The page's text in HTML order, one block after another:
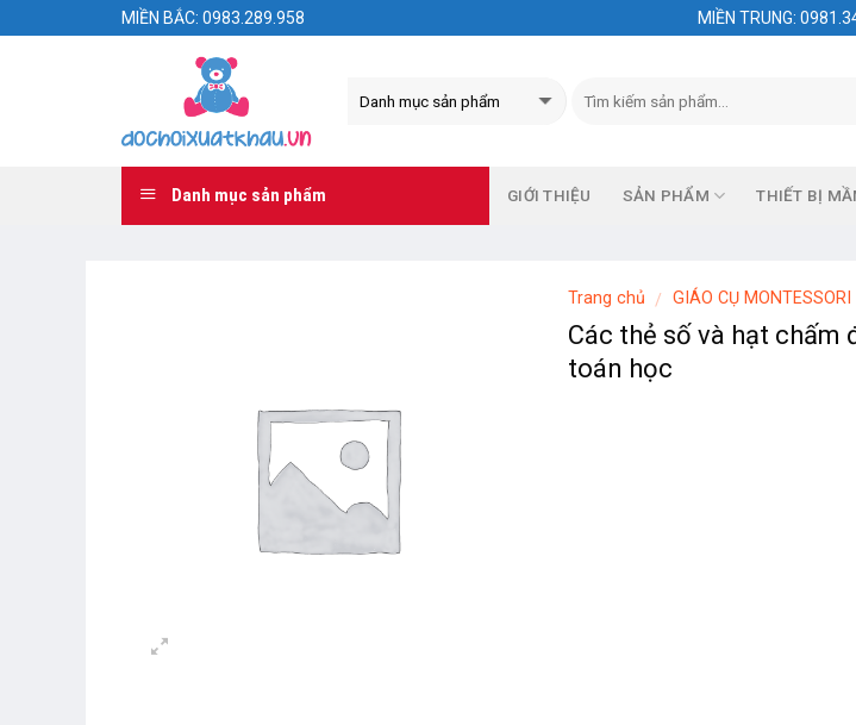
MIỀN BẮC: 0983.289.958 MIỀN TRUNG:
Danh mục sản phẩm GIỚI THIỆU SẢN PHẨM THIẾT BỊ
Trang chủ / GIÁO CỤ MONTESSORI
Các thẻ số và hạt
toán học